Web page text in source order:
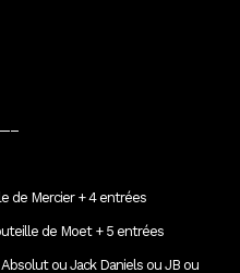
de Mercier + 4 entrées
de Moet + 5 entrées
ou Jack Daniels ou JB ou